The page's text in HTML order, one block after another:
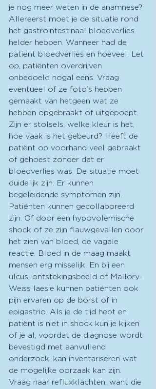
je nog meer weten in de anamnese?
Allereerst moet je de situatie rond
het gastrointestinaal bloedverlies
helder hebben. Wanneer had de
patiënt bloedverlies en hoeveel. Let
op, patiënten overdrijven
onbedoeld nogal eens. Vraag
eventueel of ze foto’s hebben
gemaakt van hetgeen wat ze
hebben opgebraakt of uitgepoept.
Zijn er stolsels, welke kleur is het,
hoe vaak is het gebeurd? Heeft de
patiënt op voorhand veel gebraakt
of gehoest zonder dat er
bloedverlies was. De situatie moet
duidelijk zijn. Er kunnen
begeleidende symptomen zijn.
Patiënten kunnen gecollaboreerd
zijn. Of door een hypovolemische
shock of ze zijn flauwgevallen door
het zien van bloed, de vagale
reactie. Bloed in de maag maakt
mensen erg misselijk. En bij een
ulcus, ontstekingsbeeld of Mallory-
Weiss laesie kunnen patiënten ook
pijn ervaren op de borst of in
epigastrio. Als je de tijd hebt en
patiënt is niet in shock kun je kijken
of je al, voordat de diagnose wordt
bevestigd met aanvullend
onderzoek, kan inventariseren wat
de mogelijke oorzaak kan zijn.
Vraag naar refluxklachten, want die